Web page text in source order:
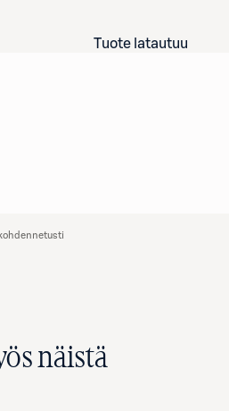
Tuote latautuu
näistä